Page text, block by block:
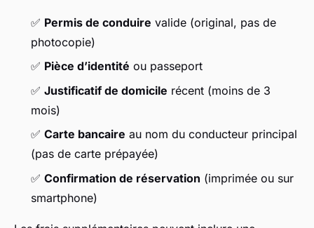
✅ Permis de conduire valide (original, pas de
photocopie)
✅ Pièce d’identité ou passeport
✅ Justificatif de domicile récent (moins de 3
mois)
✅ Carte bancaire au nom du conducteur principal
(pas de carte prépayée)
✅ Confirmation de réservation (imprimée ou sur
smartphone)